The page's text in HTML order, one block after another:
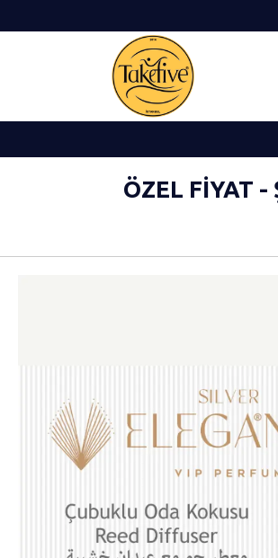
ÖZEL FIYAT -